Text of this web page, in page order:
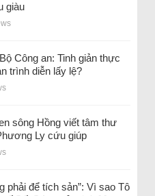
giàu
Công an: Tinh giản thực
trình diễn lấy lệ?
sông Hồng viết tâm thư
Ly cứu giúp
phải để tích sản”: Vì sao Tô